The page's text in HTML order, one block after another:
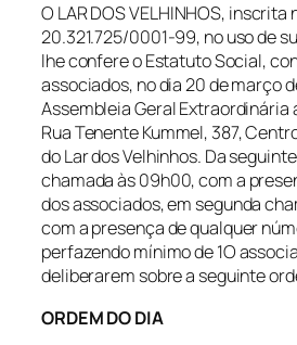
O LAR DOS VELHINHOS, inscrita
20.321.725/0001-99, no uso de
lhe confere o Estatuto Social,
associados, no dia 20 de março
Assembleia Geral Extraordinária
Rua Tenente Kummel, 387,
do Lar dos Velhinhos. Da
chamada às 09h00, com a
dos associados, em segunda
com a presença de qualquer
perfazendo mínimo de 1O
deliberarem sobre a seguinte
ORDEM DO DIA